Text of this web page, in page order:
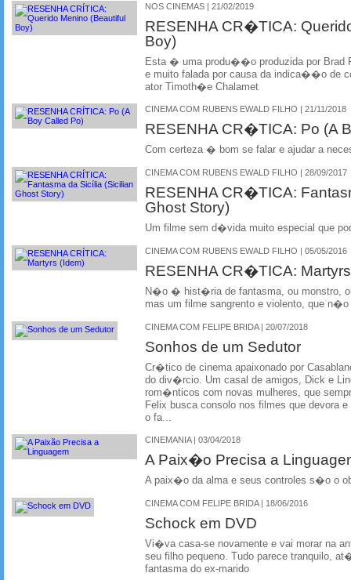
NOS CINEMAS | 21/02/2019
RESENHA CR�TICA:
Boy)
Esta � uma produ��o produzida por Brad
e muito falada por causa da indica��o de
ator Timoth�e Chalamet
CINEMA COM RUBENS EWALD FILHO | 21/11/2018
RESENHA CR�TICA: Po (A
Com certeza � bom se falar e ajudar a
CINEMA COM RUBENS EWALD FILHO | 28/09/2017
RESENHA CR�TICA:
Ghost Story)
Um filme sem d�vida muito especial que
CINEMA COM RUBENS EWALD FILHO | 05/05/2016
RESENHA CR�TICA:
N�o � hist�ria de fantasma, ou monstro,
mas um filme sangrento e violento, que
CINEMA COM FELIPE BRIDA | 20/07/2018
Sonhos de um Sedutor
Cr�tico de cinema apaixonado por
do div�rcio. Um casal de amigos, Dick e
rom�nticos com novas mulheres, que
Felix busca consolo nos filmes que devora
o fa...
CINEMANIA | 03/04/2018
A Paix�o Precisa a
A paix�o da alma e seus controles s�o o
CINEMA COM FELIPE BRIDA | 18/06/2016
Schock em DVD
Vi�va casa-se novamente e vai morar na
seu filho pequeno. Tudo parece tranquilo,
fantasma do ex-marido